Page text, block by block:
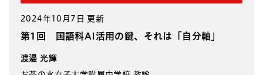
2024年10月7日 更新
第1回 国語科AI活用の鍵、それは「自分軸」
渡邉 光輝